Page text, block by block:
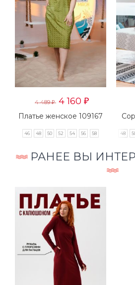
4 489₽ 4 160 ₽
Платье женское 109167
46 48 50 52 54 56 58 48
РАНЕЕ ВЫ